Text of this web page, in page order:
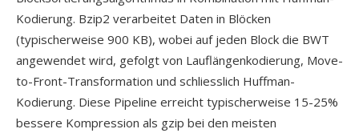
Kodierung. Bzip2 verarbeitet Daten in Blöcken
(typischerweise 900 KB), wobei auf jeden Block die BWT
angewendet wird, gefolgt von Lauflängenkodierung, Move-
to-Front-Transformation und schliesslich Huffman-
Kodierung. Diese Pipeline erreicht typischerweise 15-25%
bessere Kompression als gzip bei den meisten